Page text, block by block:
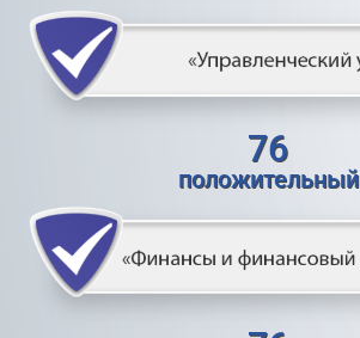
76
положительный